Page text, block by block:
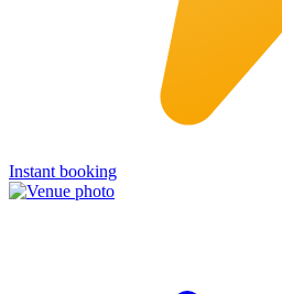
Instant booking